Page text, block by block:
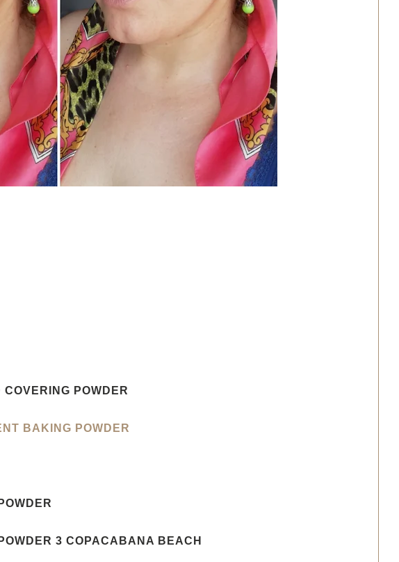
POWDER
BAKING POWDER
3 COPACABANA BEACH